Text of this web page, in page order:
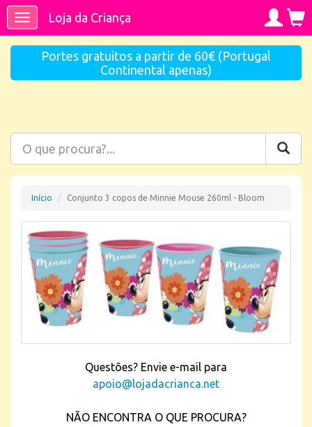
ToggleLoja da Criança
Portes gratuitos a partir de 60€ (Portugal
Continental apenas)
Início Conjunto 3 copos de Minnie Mouse 260ml - Bloom
Questões? Envie e-mail para
apoio@lojadacrianca.net
NÃO ENCONTRA O QUE PROCURA?